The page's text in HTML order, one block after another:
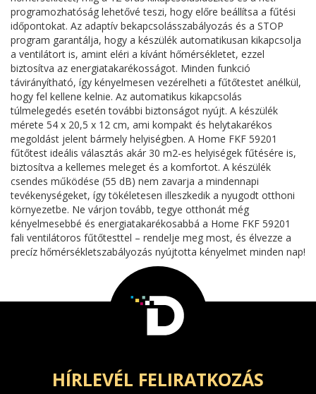
programozhatóság lehetővé teszi, hogy előre beállítsa a fűtési
időpontokat. Az adaptív bekapcsolásszabályozás és a STOP
program garantálja, hogy a készülék automatikusan kikapcsolja
a ventilátort is, amint eléri a kívánt hőmérsékletet, ezzel
biztosítva az energiatakarékosságot. Minden funkció
távirányítható, így kényelmesen vezérelheti a fűtőtestet anélkül,
hogy fel kellene kelnie. Az automatikus kikapcsolás
túlmelegedés esetén további biztonságot nyújt. A készülék
mérete 54 x 20,5 x 12 cm, ami kompakt és helytakarékos
megoldást jelent bármely helyiségben. A Home FKF 59201
fűtőtest ideális választás akár 30 m2-es helyiségek fűtésére is,
biztosítva a kellemes meleget és a komfortot. A készülék
csendes működése (55 dB) nem zavarja a mindennapi
tevékenységeket, így tökéletesen illeszkedik a nyugodt otthoni
környezetbe. Ne várjon tovább, tegye otthonát még
kényelmesebbé és energiatakarékosabbá a Home FKF 59201
fali ventilátoros fűtőtesttel – rendelje meg most, és élvezze a
precíz hőmérsékletszabályozás nyújtotta kényelmet minden nap!
HÍRLEVÉL FELIRATKOZÁS